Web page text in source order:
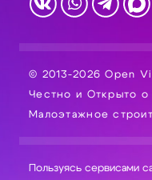
© 2013-2026 Open
Честно и Открыто о
Малоэтажное
Пользуясь сервисами